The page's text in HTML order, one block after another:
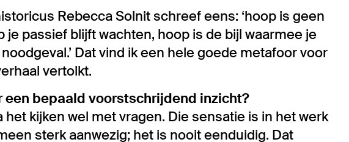
Rebecca Solnit schreef eens: ‘hoop is geen
je passief blijft wachten, hoop is de bijl waarmee je
Dat vind ik een hele goede metafoor voor
vertolkt.
een bepaald voorstschrijdend inzicht?
kijken wel met vragen. Die sensatie is in het werk
sterk aanwezig; het is nooit eenduidig. Dat